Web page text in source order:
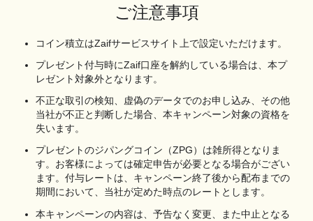
ご注意事項
コイン積立はZaifサービスサイト上で設定いただけます。
プレゼント付与時にZaif口座を解約している場合は、本プ
レゼント対象外となります。
不正な取引の検知、虚偽のデータでのお申し込み、その他
当社が不正と判断した場合、本キャンペーン対象の資格を
失います。
プレゼントのジパングコイン（ZPG）は雑所得となりま
す。お客様によっては確定申告が必要となる場合がござい
ます。付与レートは、キャンペーン終了後から配布までの
期間において、当社が定めた時点のレートとします。
本キャンペーンの内容は、予告なく変更、また中止となる